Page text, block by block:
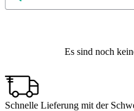
Es sind noch
Schnelle Lieferung mit der